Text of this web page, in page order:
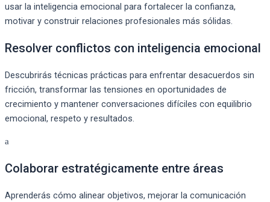
usar la inteligencia emocional para fortalecer la confianza,
motivar y construir relaciones profesionales más sólidas.
Resolver conflictos con inteligencia emocional
Descubrirás técnicas prácticas para enfrentar desacuerdos sin
fricción, transformar las tensiones en oportunidades de
crecimiento y mantener conversaciones difíciles con equilibrio
emocional, respeto y resultados.
Colaborar estratégicamente entre áreas
Aprenderás cómo alinear objetivos, mejorar la comunicación